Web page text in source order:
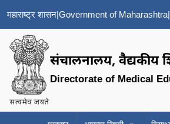
महाराष्ट्र शासन|Government of Maharashtra|
संचालनालय, वैद्यकीय
Directorate of Medical